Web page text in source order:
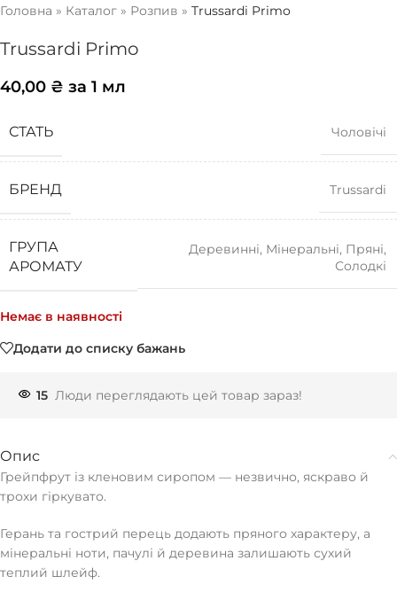
Головна » Каталог » Розпив » Trussardi Primo
Trussardi Primo
40,00 ₴ за 1 мл
СТАТЬ Чоловічі
БРЕНД Trussardi
ГРУПА
АРОМАТУ
Деревинні, Мінеральні, Пряні,
Солодкі
Немає в наявності
Додати до списку бажань
15 Люди переглядають цей товар зараз!
Опис
Грейпфрут із кленовим сиропом — незвично, яскраво й
трохи гіркувато.
Герань та гострий перець додають пряного характеру, а
мінеральні ноти, пачулі й деревина залишають сухий
теплий шлейф.